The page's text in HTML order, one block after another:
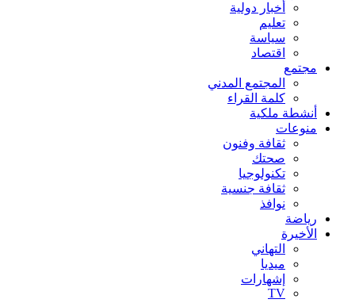
أخبار دولية
تعليم
سياسة
اقتصاد
مجتمع
المجتمع المدني
كلمة القراء
أنشطة ملكية
منوعات
ثقافة وفنون
صحتك
تكنولوجيا
ثقافة جنسية
نوافذ
رياضة
الأخيرة
التهاني
ميديا
إشهارات
TV